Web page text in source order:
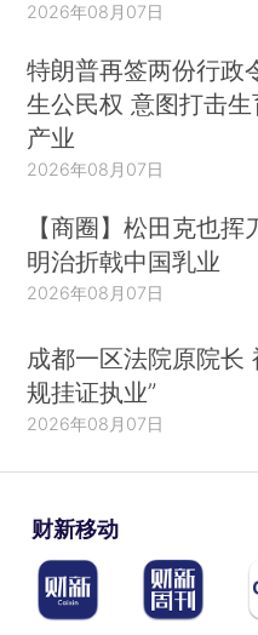
2026年08月07日
特朗普再签两份行政
生公民权 意图打击
产业
2026年08月07日
【商圈】松田克也挥
明治折戟中国乳业
2026年08月07日
成都一区法院原院长
规挂证执业”
2026年08月07日
财新移动